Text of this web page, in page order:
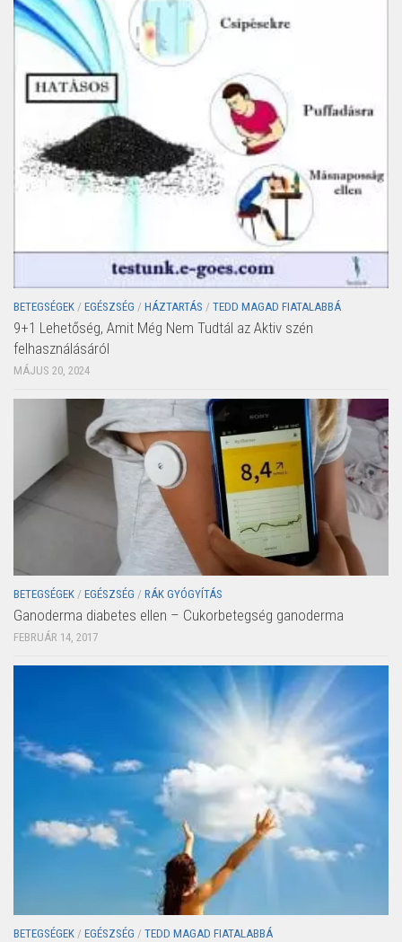
BETEGSÉGEK / EGÉSZSÉG / HÁZTARTÁS / TEDD MAGAD FIATALABBÁ
9+1 Lehetőség, Amit Még Nem Tudtál az Aktiv szén
felhasználásáról
MÁJUS 20, 2024
BETEGSÉGEK / EGÉSZSÉG / RÁK GYÓGYÍTÁS
Ganoderma diabetes ellen – Cukorbetegség ganoderma
FEBRUÁR 14, 2017
BETEGSÉGEK / EGÉSZSÉG / TEDD MAGAD FIATALABBÁ